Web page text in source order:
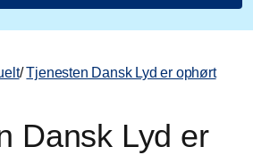
/ Tjenesten Dansk Lyd er ophørt
Dansk Lyd er